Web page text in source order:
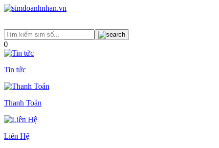
0
Tin tức
Thanh Toán
Liên Hệ